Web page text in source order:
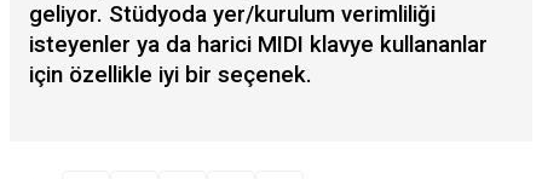
geliyor. Stüdyoda yer/kurulum verimliliği
isteyenler ya da harici MIDI klavye kullananlar
için özellikle iyi bir seçenek.